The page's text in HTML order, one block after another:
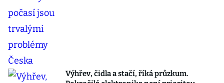
Výhřev, čidla a stačí, říká průzkum.